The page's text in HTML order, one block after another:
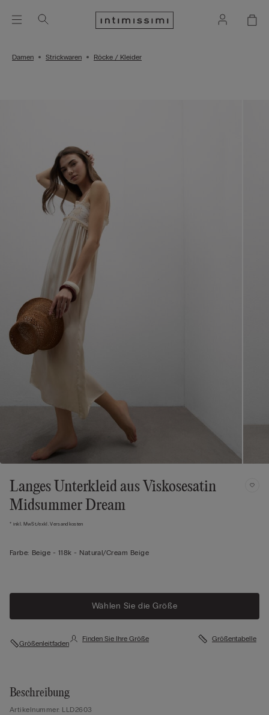
Damen Strickwaren Röcke / Kleider
Langes Unterkleid aus Viskosesatin
Midsummer Dream
* inkl. MwSt./exkl. Versandkosten
Farbe: Beige - 118k - Natural/cream Beige
Wählen Sie die Größe
Größenleitfaden
Finden Sie Ihre Größe Größentabelle
Beschreibung
Artikelnummer: LLD2603